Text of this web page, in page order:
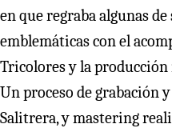
en que regraba algunas de
emblemáticas con el
Tricolores y la
Un proceso de grabación
Salitrera, y mastering